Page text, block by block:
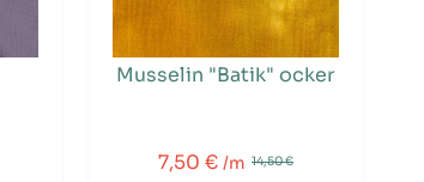
Musselin "Batik" ocker
14,50 €
7,50 €/m